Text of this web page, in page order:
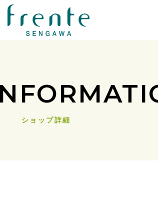
ショップ詳細